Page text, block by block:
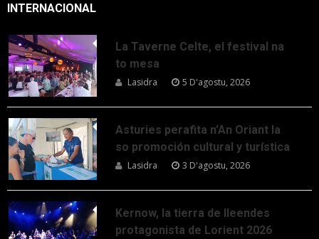
INTERNACIONAL
La Taverne Celte, el festival na
to mesa
Lasidra 5 D'agostu, 2026
Asturies perafita n’An Oriant la
so promoción cultural y turística
Lasidra 3 D'agostu, 2026
Kernow, la tierra de lleendes
protagonista de Lorient 2026